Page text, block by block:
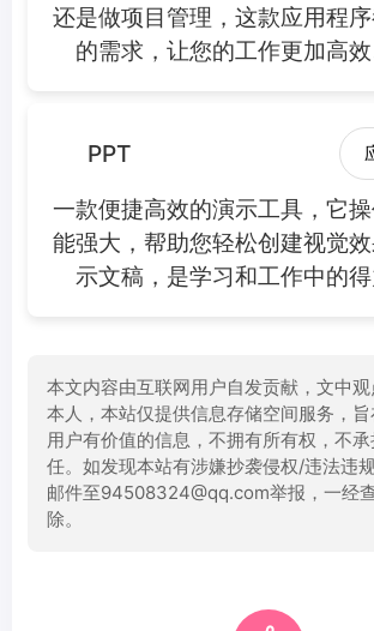
还是做项目管理，这款应用程
的需求，让您的工作更加高效
PPT
一款便捷高效的演示工具，它
能强大，帮助您轻松创建视觉
示文稿，是学习和工作中的得
本文内容由互联网用户自发贡献，文中
本人，本站仅提供信息存储空间服务，
用户有价值的信息，不拥有所有权，不
任。如发现本站有涉嫌抄袭侵权/违法违
邮件至94508324@qq.com举报，一经
除。